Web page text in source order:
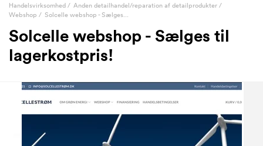
Handelsvirksomhed/ Anden detailhandel/reparation af detailprodukter/
Webshop / Solcelle webshop - Sælges...
Solcelle webshop - Sælges til
lagerkostpris!